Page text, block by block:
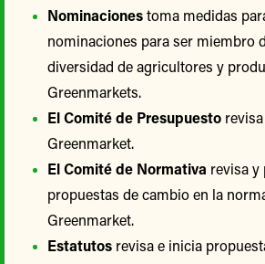
Nominacionestoma medidas
nominaciones para ser miembro
diversidad de agricultores y
Greenmarkets.
El Comité de Presupuesto
Greenmarket.
El Comité de Normativa revisa y
propuestas de cambio en la
Greenmarket.
Estatutos revisa e inicia